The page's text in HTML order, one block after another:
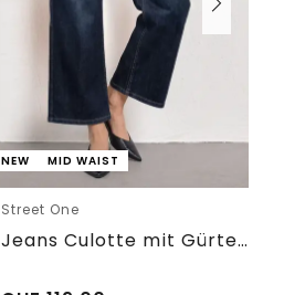
NEW MID WAIST
Street One
Jeans Culotte mit Gürteldetail